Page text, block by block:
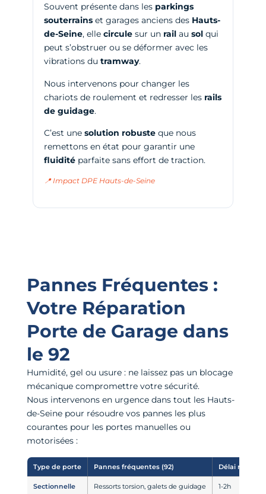
Souvent présente dans les parkings
souterrainset garages anciens des Hauts-
de-Seine, elle circulesur un railau solqui
peut s’obstruer ou se déformer avec les
vibrations du tramway.
Nous intervenons pour changer les
chariots de roulement et redresser les rails
de guidage.
C’est unesolution robusteque nous
remettons en état pour garantir une
fluiditéparfaite sans effort de traction.
📍 Impact DPE Hauts-de-Seine
Pannes Fréquentes :
Votre Réparation
Porte de Garage dans
le 92
Humidité, gel ou usure : ne laissez pas un blocage
mécanique compromettre votre sécurité.
Nous intervenons en urgence dans tout les Hauts-
de-Seine pour résoudre vos pannes les plus
courantes pour les portes manuelles ou
motorisées :
Type de porte Pannes fréquentes (92) Délai moyen
Sectionnelle Ressorts torsion, galets de guidage 1-2h